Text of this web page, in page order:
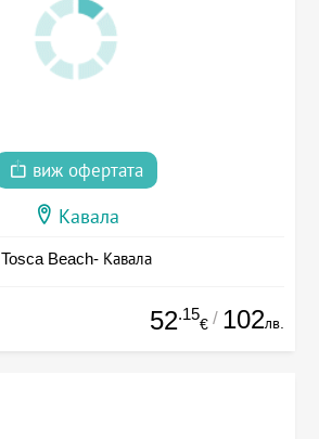
виж офертата
Кавала
Tosca Beach- Кавала
52.15
€ / 102лв.